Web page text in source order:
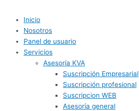
Inicio
Nosotros
Panel de usuario
Servicios
Asesoría KVA
Suscripción Empresarial
Suscripción profesional
Suscripcion WEB
Asesoría general